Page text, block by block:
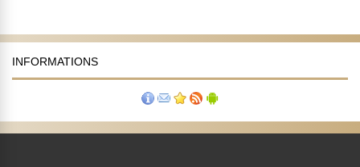
INFORMATIONS